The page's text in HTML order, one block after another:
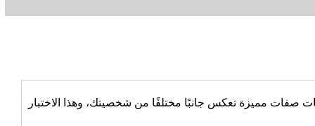
صفات مميزة تعكس جانبًا مختلفًا من شخصيتك، وهذا الاختبار